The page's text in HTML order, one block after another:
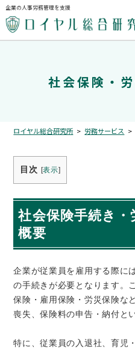
企業の人事労務管理を支援
社会保険・
ロイヤル総合研究所 > 労務サービス
目次 [表示]
社会保険手続き
概要
企業が従業員を雇用する際に
の手続きが必要となります。
保険・雇用保険・労災保険な
喪失、保険料の申告・納付と
特に、従業員の入退社、育児